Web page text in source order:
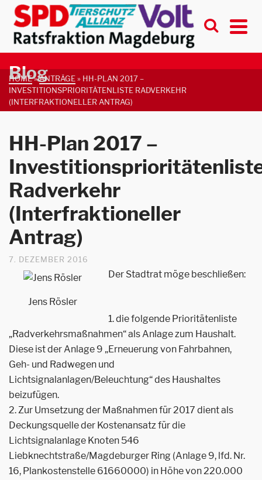
Blog
HOME»ANTRÄGE» HH-PLAN 2017 –
INVESTITIONSPRIORITÄTENLISTE RADVERKEHR
(INTERFRAKTIONELLER ANTRAG)
HH-Plan 2017 –
Radverkehr
(Interfraktioneller
Antrag)
7. DEZEMBER 2016
Jens Rösler
Der Stadtrat möge beschließen:
1. die folgende Prioritätenliste
„Radverkehrsmaßnahmen“ als Anlage zum Haushalt.
Diese ist der Anlage 9 „Erneuerung von Fahrbahnen,
Geh- und Radwegen und
Lichtsignalanlagen/Beleuchtung“ des Haushaltes
beizufügen.
2. Zur Umsetzung der Maßnahmen für 2017 dient als
Deckungsquelle der Kostenansatz für die
Lichtsignalanlage Knoten 546
Liebknechtstraße/Magdeburger Ring (Anlage 9, lfd. Nr.
16, Plankostenstelle 61660000) in Höhe von 220.000